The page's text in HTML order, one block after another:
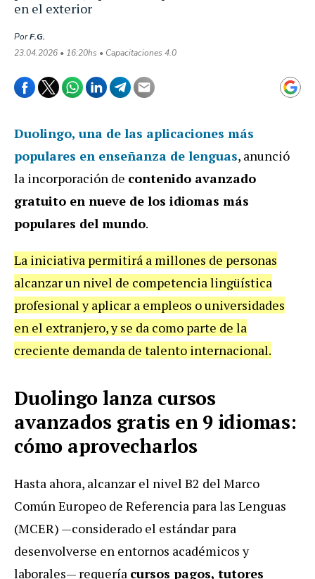
en el exterior
PorF.G.
23.04.2026 • 16:20hs • Capacitaciones 4.0
Duolingo, una de las aplicaciones más
populares en enseñanza de lenguas, anunció
la incorporación de contenido avanzado
gratuito en nueve de los idiomas más
populares del mundo.
La iniciativa permitirá a millones de personas
alcanzar un nivel de competencia lingüística
profesional y aplicar a empleos o universidades
en el extranjero, y se da como parte de la
creciente demanda de talento internacional.
Duolingo lanza cursos
avanzados gratis en 9 idiomas:
cómo aprovecharlos
Hasta ahora, alcanzar el nivel B2 del Marco
Común Europeo de Referencia para las Lenguas
(MCER) —considerado el estándar para
desenvolverse en entornos académicos y
laborales— requería cursos pagos, tutores